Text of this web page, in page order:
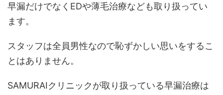
早漏だけでなくEDや薄毛治療なども取り扱ってい
ます。
スタッフは全員男性なので恥ずかしい思いをするこ
とはありません。
SAMURAIクリニックが取り扱っている早漏治療は